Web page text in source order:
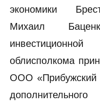
экономики
Михаил
облисполкома
ООО «Прибужский